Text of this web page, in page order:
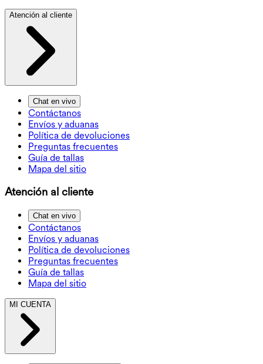
Atención al cliente
Chat en vivo
Contáctanos
Envíos y aduanas
Política de devoluciones
Preguntas frecuentes
Guía de tallas
Mapa del sitio
Atención al cliente
Chat en vivo
Contáctanos
Envíos y aduanas
Política de devoluciones
Preguntas frecuentes
Guía de tallas
Mapa del sitio
MI CUENTA